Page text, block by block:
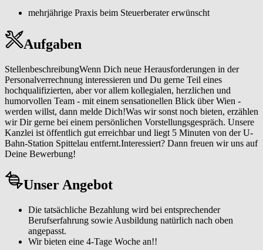
mehrjährige Praxis beim Steuerberater erwünscht
Aufgaben
StellenbeschreibungWenn Dich neue Herausforderungen in der
Personalverrechnung interessieren und Du gerne Teil eines
hochqualifizierten, aber vor allem kollegialen, herzlichen und
humorvollen Team - mit einem sensationellen Blick über Wien -
werden willst, dann melde Dich!Was wir sonst noch bieten, erzählen
wir Dir gerne bei einem persönlichen Vorstellungsgespräch. Unsere
Kanzlei ist öffentlich gut erreichbar und liegt 5 Minuten von der U-
Bahn-Station Spittelau entfernt.Interessiert? Dann freuen wir uns auf
Deine Bewerbung!
Unser Angebot
Die tatsächliche Bezahlung wird bei entsprechender
Berufserfahrung sowie Ausbildung natürlich nach oben
angepasst.
Wir bieten eine 4-Tage Woche an!!